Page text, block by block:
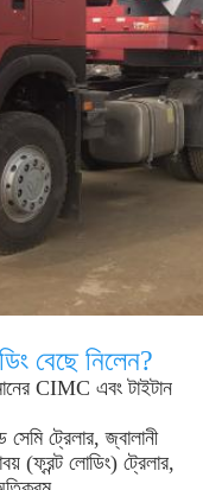
বেছে নিলেন?
CIMC এবং টাইটান
ট্রেলার, জ্বালানী
(ফ্রন্ট লোডিং) ট্রেলার,